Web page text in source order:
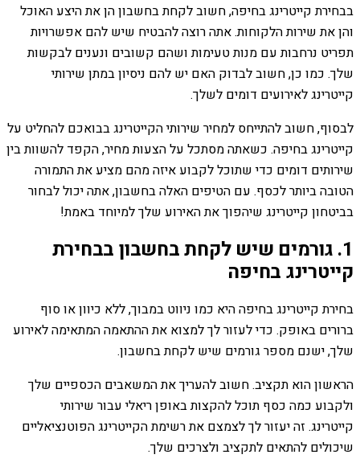
בבחירת קייטרינג בחיפה, חשוב לקחת בחשבון הן את היצע האוכל
והן את שירות הלקוחות. אתה רוצה להבטיח שיש להם אפשרויות
תפריט נרחבות עם מנות טעימות ושהם קשובים ונענים לבקשות
שלך. כמו כן, חשוב לבדוק האם יש להם ניסיון במתן שירותי
קייטרינג לאירועים דומים לשלך.
לבסוף, חשוב להתייחס למחיר שירותי הקייטרינג בבואכם להחליט על
קייטרינג בחיפה. כשאתה מסתכל על הצעות מחיר, הקפד להשוות בין
שירותים דומים כדי שתוכל לקבוע איזה מהם מציע את התמורה
הטובה ביותר לכסף. עם הטיפים האלה בחשבון, אתה יכול לבחור
בביטחון קייטרינג שיהפוך את האירוע שלך למיוחד באמת!
1. גורמים שיש לקחת בחשבון בבחירת
קייטרינג בחיפה
בחירת קייטרינג בחיפה היא כמו ניווט במבוך, ללא כיוון או סוף
ברורים באופק. כדי לעזור לך למצוא את ההתאמה המתאימה לאירוע
שלך, ישנם מספר גורמים שיש לקחת בחשבון.
הראשון הוא תקציב. חשוב להעריך את המשאבים הכספיים שלך
ולקבוע כמה כסף תוכל להקצות באופן ריאלי עבור שירותי
קייטרינג. זה יעזור לך לצמצם את רשימת הקייטרינג הפוטנציאליים
שיכולים להתאים לתקציב ולצרכים שלך.